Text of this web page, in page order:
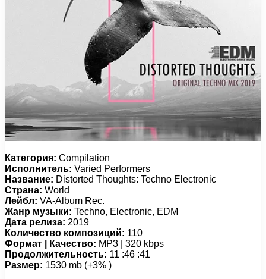
Категория: Compilation
Исполнитель: Varied Performers
Название: Distorted Thoughts: Techno Electronic
Страна: World
Лейбл: VA-Album Rec.
Жанр музыки: Techno, Electronic, EDM
Дата релиза: 2019
Количество композиций: 110
Формат | Качество: MP3 | 320 kbps
Продолжительность: 11 :46 :41
Размер: 1530 mb (+3% )